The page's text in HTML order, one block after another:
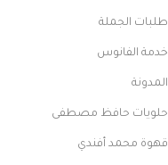
طلبات الجملة
خدمة الفانوس
المدونة
حلويات حافظ مصطفى
قهوة محمد أفندي